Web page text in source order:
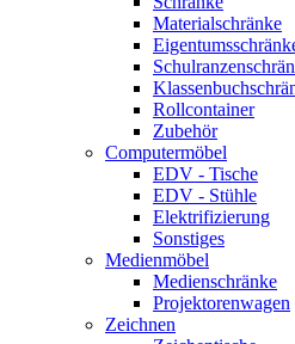
Materialschränke
Rollcontainer
Zubehör
Computermöbel
EDV - Tische
EDV - Stühle
Elektrifizierung
Sonstiges
Medienmöbel
Medienschränke
Projektorenwagen
Zeichnen